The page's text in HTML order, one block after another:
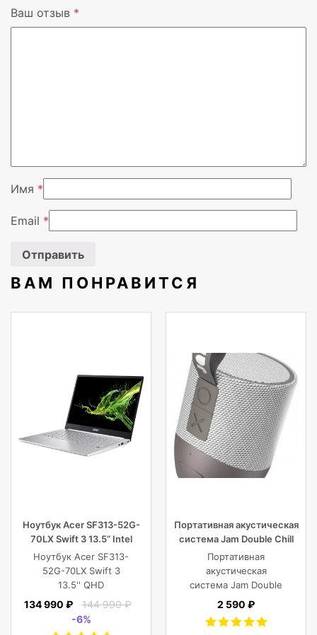
Вес 180 г
Ваш отзыв *
Имя *
Email *
ВАМ ПОНРАВИТСЯ
Ноутбук Acer SF313-52G-
70LX Swift 3 13.5” Intel
Core i7 16 GB 1TB SSD,
Silver
Ноутбук Acer SF313-
52G-70LX Swift 3
13.5'' QHD
(2256x1504) IPS/Intel
Core i7-1065G7
1.30GHz Quad/16
134 990 ₽
144 990 ₽
-6%
Портативная акустическая
система Jam Double Chill
Grey
Портативная
акустическая
система Jam Double
Chill Grey (серый)
2 590 ₽